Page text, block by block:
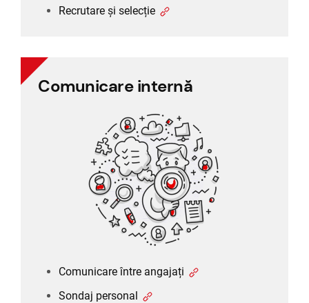
Recrutare și selecție
Comunicare internă
Comunicare între angajați
Sondaj personal
Comunicare internă
Comunicare între angajați
Sondaj personal
Feedback angajat